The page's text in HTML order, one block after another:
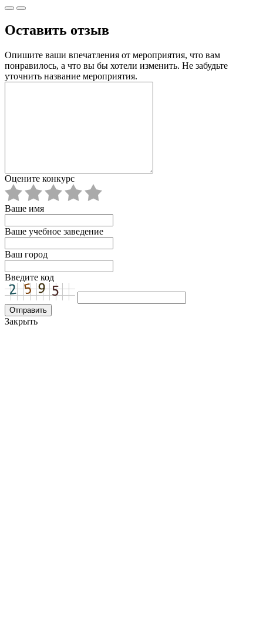
Оставить отзыв
Опишите ваши впечатления от мероприятия, что вам
понравилось, а что вы бы хотели изменить. Не забудьте
уточнить название мероприятия.
Оцените конкурс
Ваше имя
Ваше учебное заведение
Ваш город
Введите код
Закрыть